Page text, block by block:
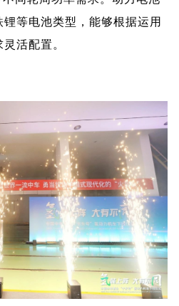
等电池类型，能够根据运用
活配置。